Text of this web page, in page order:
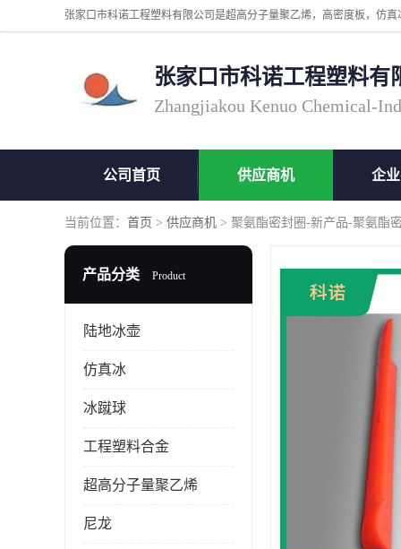
张家口市科诺工程塑料有
Zhangjiakou Kenuo Chemical-
公司首页 供应商机 企
当前位置： 首页 > 供应商机 > 聚氨酯密封圈-新产品-聚氨酯
产品分类 Product
陆地冰壶
仿真冰
冰蹴球
工程塑料合金
超高分子量聚乙烯
尼龙